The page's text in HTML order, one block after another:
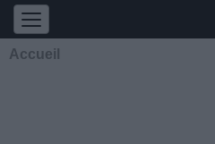
Accueil